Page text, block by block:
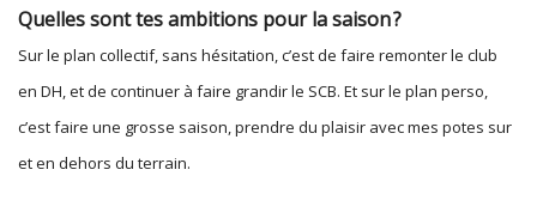
Quelles sont tes ambitions pour la saison ?
Sur le plan collectif, sans hésitation, c’est de faire remonter le club
en DH, et de continuer à faire grandir le SCB. Et sur le plan perso,
c’est faire une grosse saison, prendre du plaisir avec mes potes sur
et en dehors du terrain.